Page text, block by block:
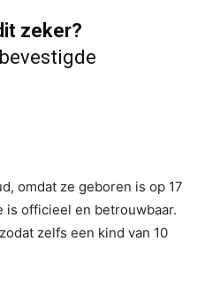
zeker?
omdat ze geboren is op 17
is officieel en betrouwbaar.
zelfs een kind van 10